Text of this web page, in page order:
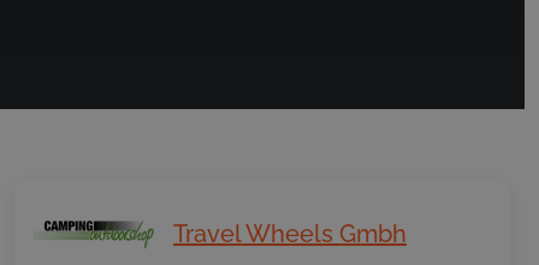
Travel Wheels Gmbh